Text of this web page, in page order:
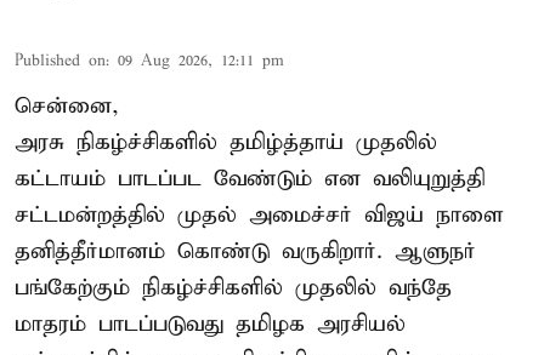
Published on: 09 Aug 2026, 12:11 pm
சென்னை,
அரசு நிகழ்ச்சிகளில் தமிழ்த்தாய் முதலில்
கட்டாயம் பாடப்பட வேண்டும் என வலியுறுத்தி
சட்டமன்றத்தில் முதல் அமைச்சர் விஜய் நாளை
தனித்தீர்மானம் கொண்டு வருகிறார். ஆளுநர்
பங்கேற்கும் நிகழ்ச்சிகளில் முதலில் வந்தே
மாதரம் பாடப்படுவது தமிழக அரசியல்